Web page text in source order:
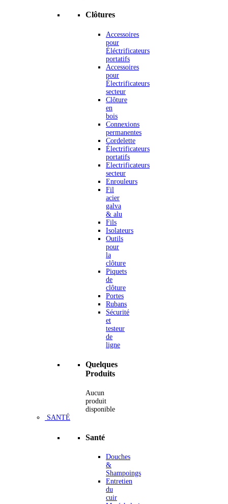
Clôtures
Accessoires
pour
Éléctrificateurs
portatifs
Accessoires
pour
Électrificateurs
secteur
Clôture
en
bois
Connexions
permanentes
Cordelette
Électrificateurs
portatifs
Electrificateurs
secteur
Enrouleurs
Fil
acier
galva
& alu
Fils
Isolateurs
Outils
pour
la
clôture
Piquets
de
clôture
Portes
Rubans
Sécurité
et
testeur
de
ligne
Quelques
Produits
Aucun
produit
disponible
SANTÉ
Santé
Douches
&
Shampoings
Entretien
du
cuir